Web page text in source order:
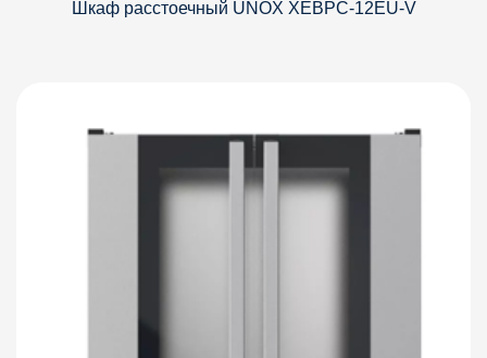
Шкаф расстоечный UNOX XEBPC-12EU-V